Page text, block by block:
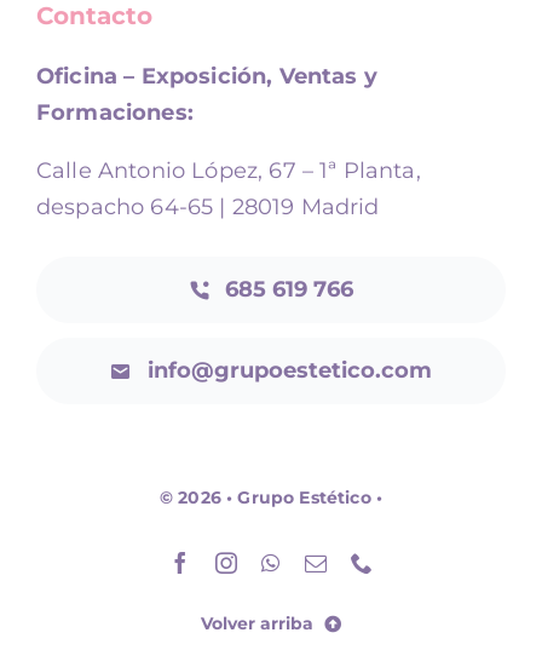
Contacto
Oficina – Exposición, Ventas y
Formaciones:
Calle Antonio López, 67 – 1ª Planta,
despacho 64-65 | 28019 Madrid
685 619 766
info@grupoestetico.com
© 2026 • Grupo Estético •
Volver arriba